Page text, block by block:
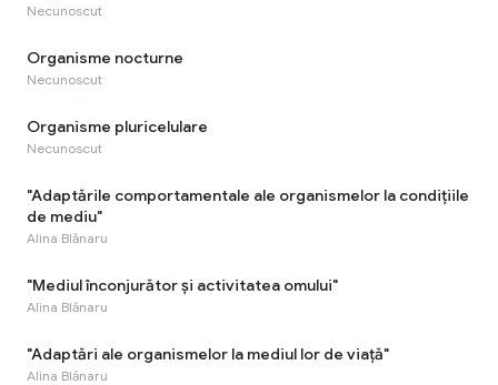
Necunoscut
Organisme nocturne
Necunoscut
Organisme pluricelulare
Necunoscut
"Adaptările comportamentale ale organismelor la condițiile
de mediu"
Alina Blănaru
"Mediul înconjurător și activitatea omului"
Alina Blănaru
"Adaptări ale organismelor la mediul lor de viaţă"
Alina Blănaru